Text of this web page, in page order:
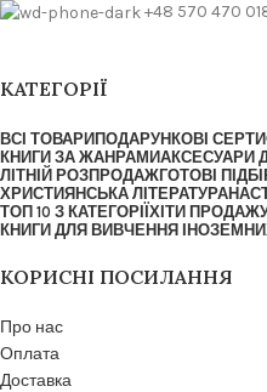
+48 570 470
КАТЕГОРІЇ
ВСІ ТОВАРИ ПОДАРУНКОВІ
КНИГИ ЗА ЖАНРАМИАКСЕСУАРИ
ЛІТНІЙ РОЗПРОДАЖГОТОВІ
ХРИСТИЯНСЬКА ЛІТЕРАТУРА
ТОП 10 З КАТЕГОРІЇ ХІТИ
КНИГИ ДЛЯ ВИВЧЕННЯ
КОРИСНІ ПОСИЛАННЯ
Про нас
Оплата
Доставка